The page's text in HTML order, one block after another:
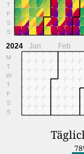
T
F
S
S
2024
M
T
W
T
F
S
S
Jan Feb